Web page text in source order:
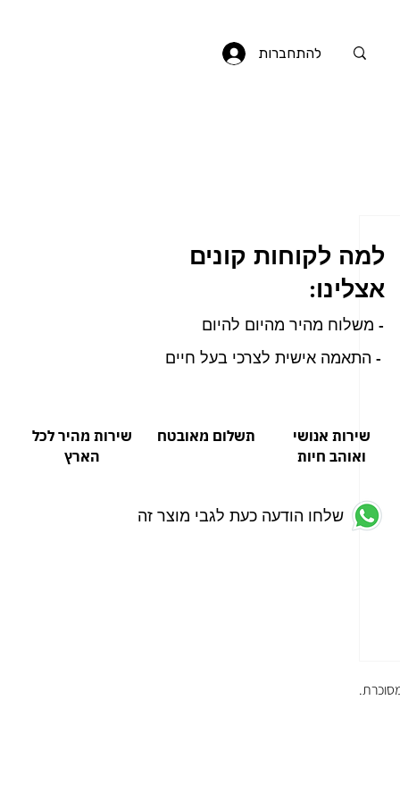
להתחברות
למה לקוחות קונים
אצלינו:
- משלוח מהיר מהיום להיום
- התאמה אישית לצרכי בעל חיים
שירות מהיר לכל
הארץ
שלחו הודעה כעת לגבי מוצר זה
תשלום מאובטח
שירות אנושי
ואוהב חיות